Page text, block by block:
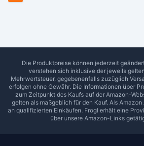
Die Produktpreise können jederzeit
verstehen sich inklusive der jeweils
Mehrwertsteuer, gegebenenfalls zuzüglich
erfolgen ohne Gewähr. Die Informationen über
zum Zeitpunkt des Kaufs auf der Amazon-
gelten als maßgeblich für den Kauf. Als
an qualifizierten Einkäufen. Frogl erhält eine
über unsere Amazon-Links